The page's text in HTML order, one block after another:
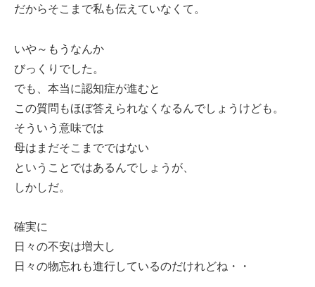
だからそこまで私も伝えていなくて。
いや～もうなんか
びっくりでした。
でも、本当に認知症が進むと
この質問もほぼ答えられなくなるんでしょうけども。
そういう意味では
母はまだそこまでではない
ということではあるんでしょうが、
しかしだ。
確実に
日々の不安は増大し
日々の物忘れも進行しているのだけれどね・・